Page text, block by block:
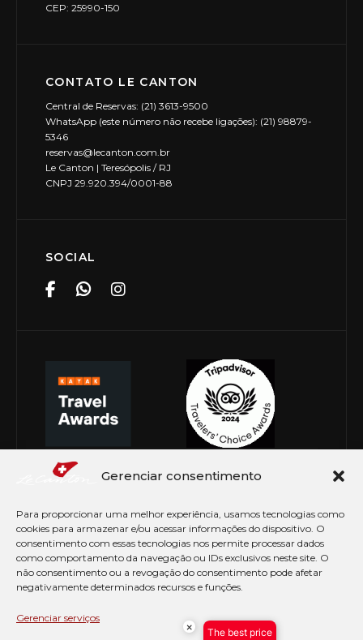
Gerenciar consentimento
Para proporcionar uma melhor experiência, usamos tecnologias como
cookies para armazenar e/ou acessar informações do dispositivo. O
consentimento com essas tecnologias nos permite processar dados
como comportamento da navegação ou IDs exclusivos neste site. O
não consentimento ou a revogação do consentimento pode afetar
negativamente determinados recursos e funções.
Gerenciar serviços
CEP: 25990-150
CONTATO LE CANTON
Central de Reservas: (21) 3613-9500
WhatsApp (este número não recebe ligações): (21) 98879-
5346
reservas@lecanton.com.br
Le Canton | Teresópolis / RJ
CNPJ 29.920.394/0001-88
SOCIAL
© Copyright 2026 Le Canton. Todos os direitos
× The best price